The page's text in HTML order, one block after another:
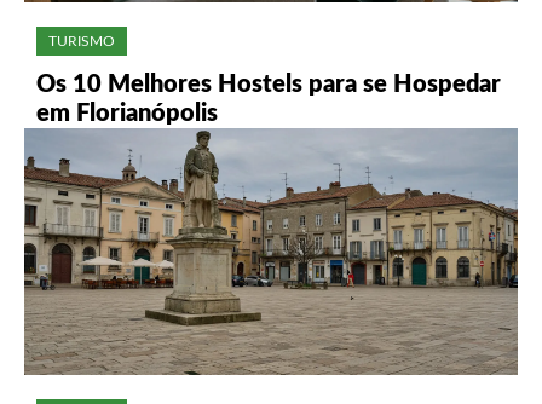
TURISMO
Os 10 Melhores Hostels para se Hospedar
em Florianópolis